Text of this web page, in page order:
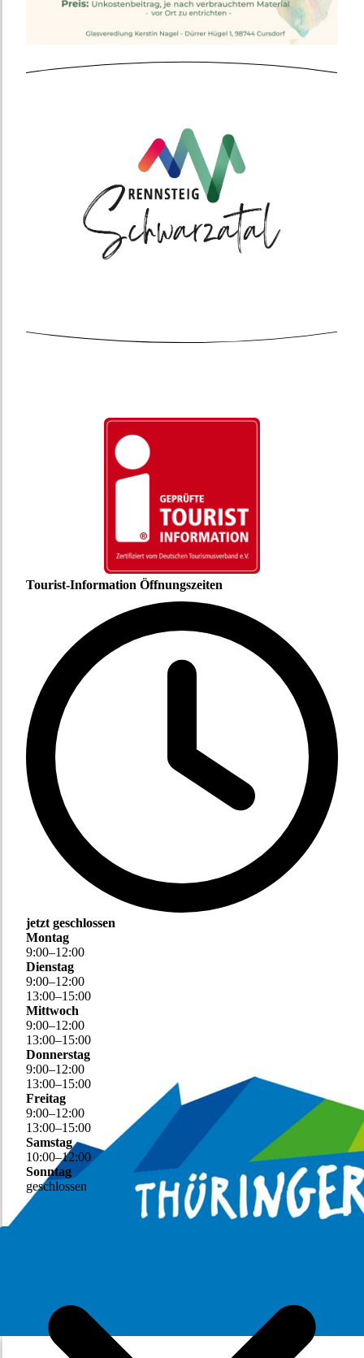
Tourist-Information Öffnungszeiten
jetzt geschlossen
Montag
9:00–12:00
Dienstag
9:00–12:00
13:00–15:00
Mittwoch
9:00–12:00
13:00–15:00
Donnerstag
9:00–12:00
13:00–15:00
Freitag
9:00–12:00
13:00–15:00
Samstag
10:00–12:00
Sonntag
geschlossen